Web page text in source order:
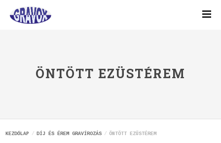
ÖNTÖTT EZÜSTÉREM
KEZDŐLAP DÍJ ÉS ÉREM GRAVÍROZÁS ÖNTÖTT EZÜSTÉREM